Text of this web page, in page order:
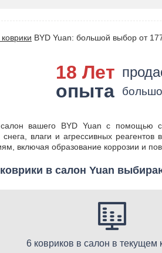
BYD Yuan: большой выбор от
18 Лет
опыта
вашего BYD Yuan с помощью
снега, влаги и агрессивных
включая образование коррозии и
в салон Yuan
6 ковриков в салон в текущем